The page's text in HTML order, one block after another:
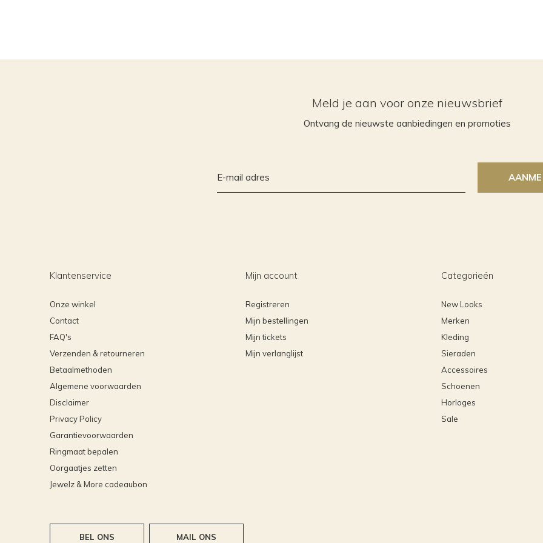
Meld je aan voor onze nieuwsbrief
Ontvang de nieuwste aanbiedingen en promoties
Klantenservice
Onze winkel
Contact
FAQ's
Verzenden & retourneren
Betaalmethoden
Algemene voorwaarden
Disclaimer
Privacy Policy
Garantievoorwaarden
Ringmaat bepalen
Oorgaatjes zetten
Jewelz & More cadeaubon
Mijn account
Registreren
Mijn bestellingen
Mijn tickets
Mijn verlanglijst
Categorieën
New Looks
Merken
Kleding
Sieraden
Accessoires
Schoenen
Horloges
Sale
BEL ONS MAIL ONS